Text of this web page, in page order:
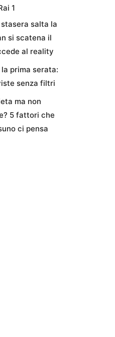
1
salta la
si scatena il
al reality
prima serata:
senza filtri
ma non
5 fattori che
ci pensa